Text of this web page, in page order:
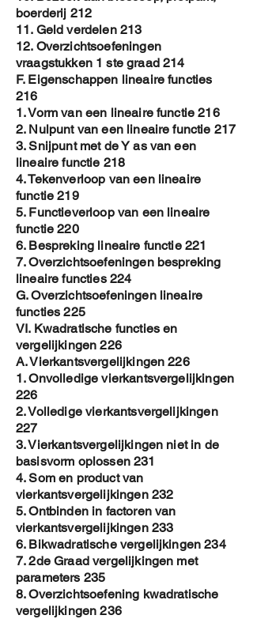
boerderij 212
11. Geld verdelen 213
12. Overzichtsoefeningen
vraagstukken 1 ste graad 214
F. Eigenschappen lineaire functies
216
1. Vorm van een lineaire functie 216
2. Nulpunt van een lineaire functie 217
3. Snijpunt met de Y as van een
lineaire functie 218
4. Tekenverloop van een lineaire
functie 219
5. Functieverloop van een lineaire
functie 220
6. Bespreking lineaire functie 221
7. Overzichtsoefeningen bespreking
lineaire functies 224
G. Overzichtsoefeningen lineaire
functies 225
VI. Kwadratische functies en
vergelijkingen 226
A. Vierkantsvergelijkingen 226
1. Onvolledige vierkantsvergelijkingen
226
2. Volledige vierkantsvergelijkingen
227
3. Vierkantsvergelijkingen niet in de
basisvorm oplossen 231
4. Som en product van
vierkantsvergelijkingen 232
5. Ontbinden in factoren van
vierkantsvergelijkingen 233
6. Bikwadratische vergelijkingen 234
7. 2de Graad vergelijkingen met
parameters 235
8. Overzichtsoefening kwadratische
vergelijkingen 236